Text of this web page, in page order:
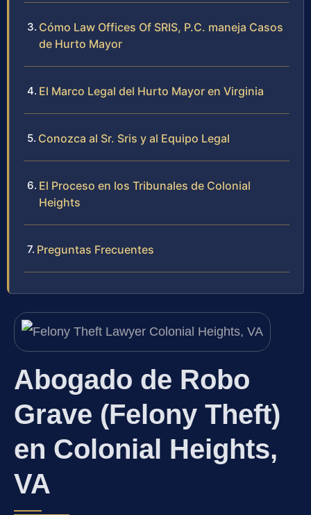
Cómo Law Offices Of SRIS, P.C. maneja Casos
de Hurto Mayor
El Marco Legal del Hurto Mayor en Virginia
Conozca al Sr. Sris y al Equipo Legal
El Proceso en los Tribunales de Colonial
Heights
Preguntas Frecuentes
Abogado de Robo
Grave (Felony Theft)
en Colonial Heights,
VA